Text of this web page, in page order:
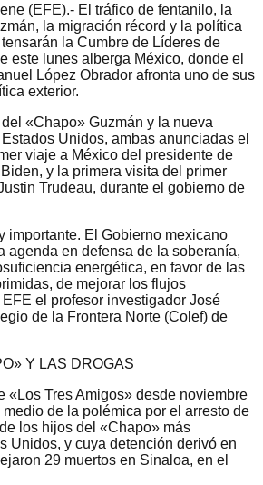
(EFE).- El tráfico de fentanilo, la
la migración récord y la política
la Cumbre de Líderes de
este lunes alberga México, donde el
López Obrador afronta uno de sus
exterior.
«Chapo» Guzmán y la nueva
Unidos, ambas anunciadas el
viaje a México del presidente de
y la primera visita del primer
Trudeau, durante el gobierno de
importante. El Gobierno mexicano
agenda en defensa de la soberanía,
energética, en favor de las
de mejorar los flujos
el profesor investigador José
de la Frontera Norte (Colef) de
Y LAS DROGAS
«Los Tres Amigos» desde noviembre
de la polémica por el arresto de
los hijos del «Chapo» más
Unidos, y cuya detención derivó en
29 muertos en Sinaloa, en el